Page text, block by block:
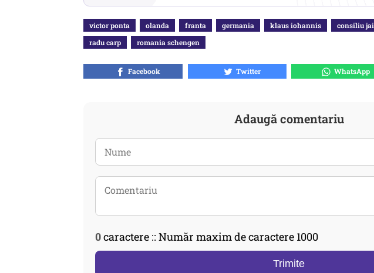
victor ponta olanda franta germania klaus iohannis consiliu jai
radu carp
romania schengen
Facebook Twitter WhatsApp
Adaugă comentariu
0caractere :: Număr maxim de caractere 1000
Trimite